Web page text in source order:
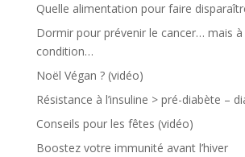
Quelle alimentation pour faire
Dormir pour prévenir le cancer… mais à
condition…
Noël Végan ? (vidéo)
Résistance à l’insuline > pré-diabète –
Conseils pour les fêtes (vidéo)
Boostez votre immunité avant l’hiver